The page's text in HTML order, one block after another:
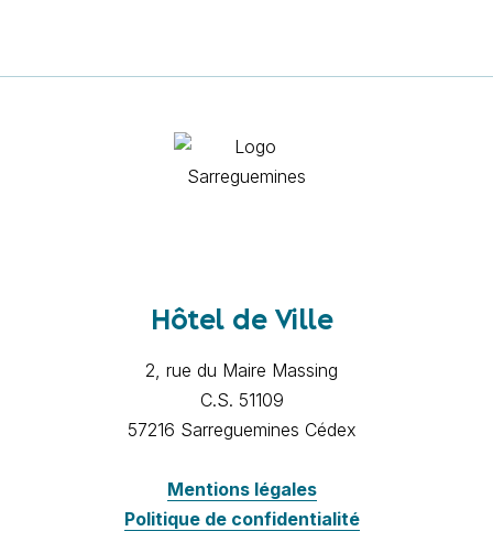
Hôtel de Ville
2, rue du Maire Massing
C.S. 51109
57216 Sarreguemines Cédex
Mentions légales
Politique de confidentialité